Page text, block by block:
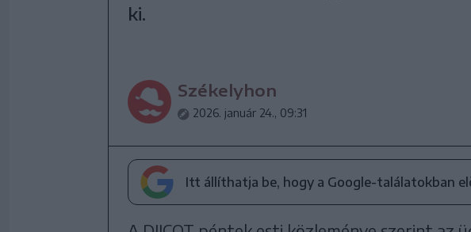
ki.
Székelyhon
2026. január 24., 09:31
Itt állíthatja be, hogy a Google-találatokban